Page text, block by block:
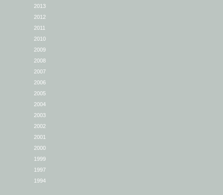
2013
2012
2011
2010
2009
2008
2007
2006
2005
2004
2003
2002
2001
2000
1999
1997
1994